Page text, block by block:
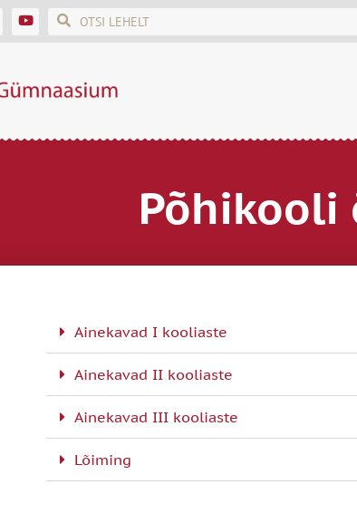
Põhikooli
Ainekavad I kooliaste
Ainekavad II kooliaste
Ainekavad III kooliaste
Lõiming